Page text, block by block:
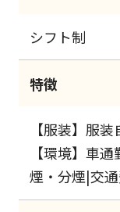
シフト制
特徴
【服装】服
【環境】車
煙・分煙|交